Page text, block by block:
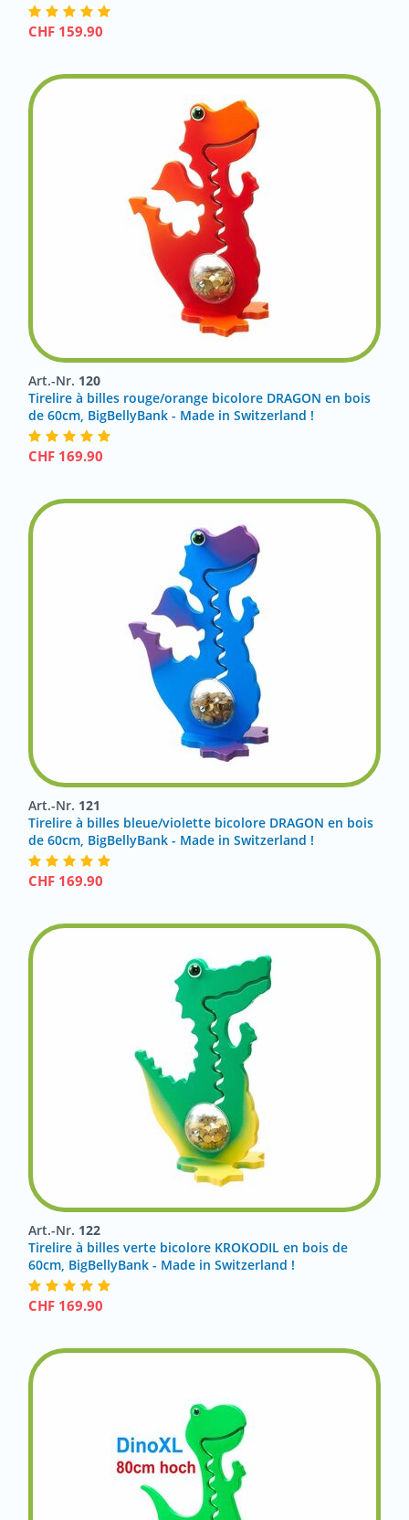
CHF 159.90
Art.-Nr. 120
Tirelire à billes rouge/orange bicolore DRAGON en bois
de 60cm, BigBellyBank - Made in Switzerland !
CHF 169.90
Art.-Nr. 121
Tirelire à billes bleue/violette bicolore DRAGON en bois
de 60cm, BigBellyBank - Made in Switzerland !
CHF 169.90
Art.-Nr. 122
Tirelire à billes verte bicolore KROKODIL en bois de
60cm, BigBellyBank - Made in Switzerland !
CHF 169.90